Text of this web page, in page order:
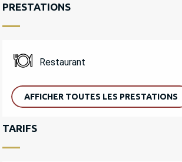
PRESTATIONS
Restaurant
AFFICHER TOUTES LES PRESTATIONS
TARIFS